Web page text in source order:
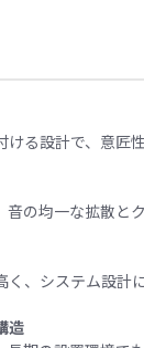
る設計で、意匠
の均一な拡散と
、システム設計
造